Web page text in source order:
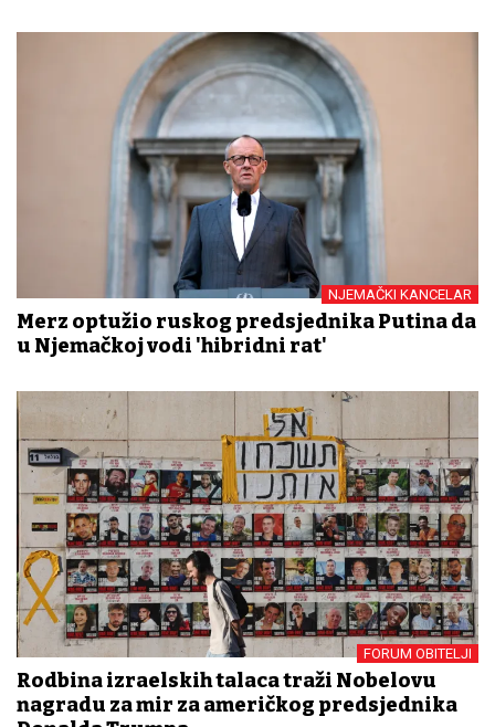
NJEMAČKI KANCELAR
Merz optužio ruskog predsjednika Putina da
u Njemačkoj vodi 'hibridni rat'
FORUM OBITELJI
Rodbina izraelskih talaca traži Nobelovu
nagradu za mir za američkog predsjednika